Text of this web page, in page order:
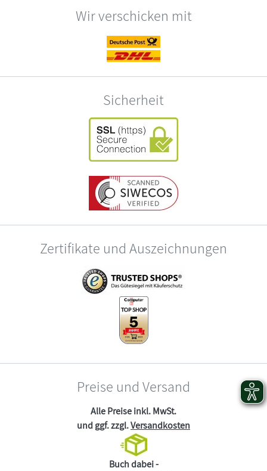
Wir verschicken mit
Sicherheit
Zertifikate und Auszeichnungen
Preise und Versand
Alle Preise inkl. MwSt.
und ggf. zzgl.Versandkosten
Buch dabei -